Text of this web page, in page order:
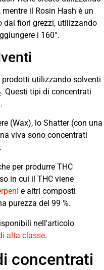
il Rosin Hash è un
dai fiori grezzi, utilizzando
i 160°.
utilizzando solventi
. Questi tipi di concentrati
(Wax), lo Shatter (con una
viva sono concentrati
per produrre THC
in cui il THC viene
e altri composti
purezza del 99 %.
nell'articolo
alta classe.
concentrati